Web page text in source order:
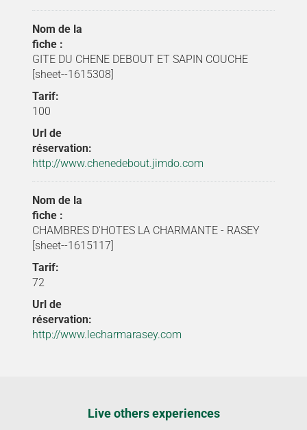
Nom de la
fiche :
GITE DU CHENE DEBOUT ET SAPIN COUCHE
[sheet--1615308]
Tarif:
100
Url de
réservation:
http://www.chenedebout.jimdo.com
Nom de la
fiche :
CHAMBRES D'HOTES LA CHARMANTE - RASEY
[sheet--1615117]
Tarif:
72
Url de
réservation:
http://www.lecharmarasey.com
Live others experiences